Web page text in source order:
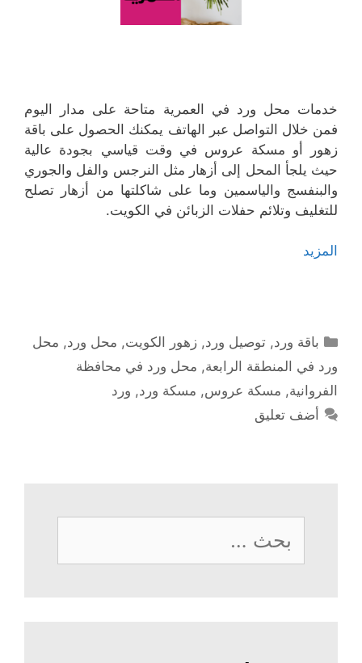
خدمات محل ورد في العمرية متاحة على مدار اليوم
فمن خلال التواصل عبر الهاتف يمكنك الحصول على باقة
زهور أو مسكة عروس في وقت قياسي بجودة عالية
حيث يلجأ المحل إلى أزهار مثل النرجس والفل والجوري
والبنفسج والياسمين وما على شاكلتها من أزهار تصلح
للتغليف وتلائم حفلات الزبائن في الكويت.
المزيد
التصنيفات
باقة ورد,توصيل ورد,زهور الكويت, محل ورد, محل
ورد في المنطقة الرابعة, محل ورد في محافظة
الفروانية, مسكة عروس, مسكة ورد, ورد
أضف تعليق
البحث
عن: